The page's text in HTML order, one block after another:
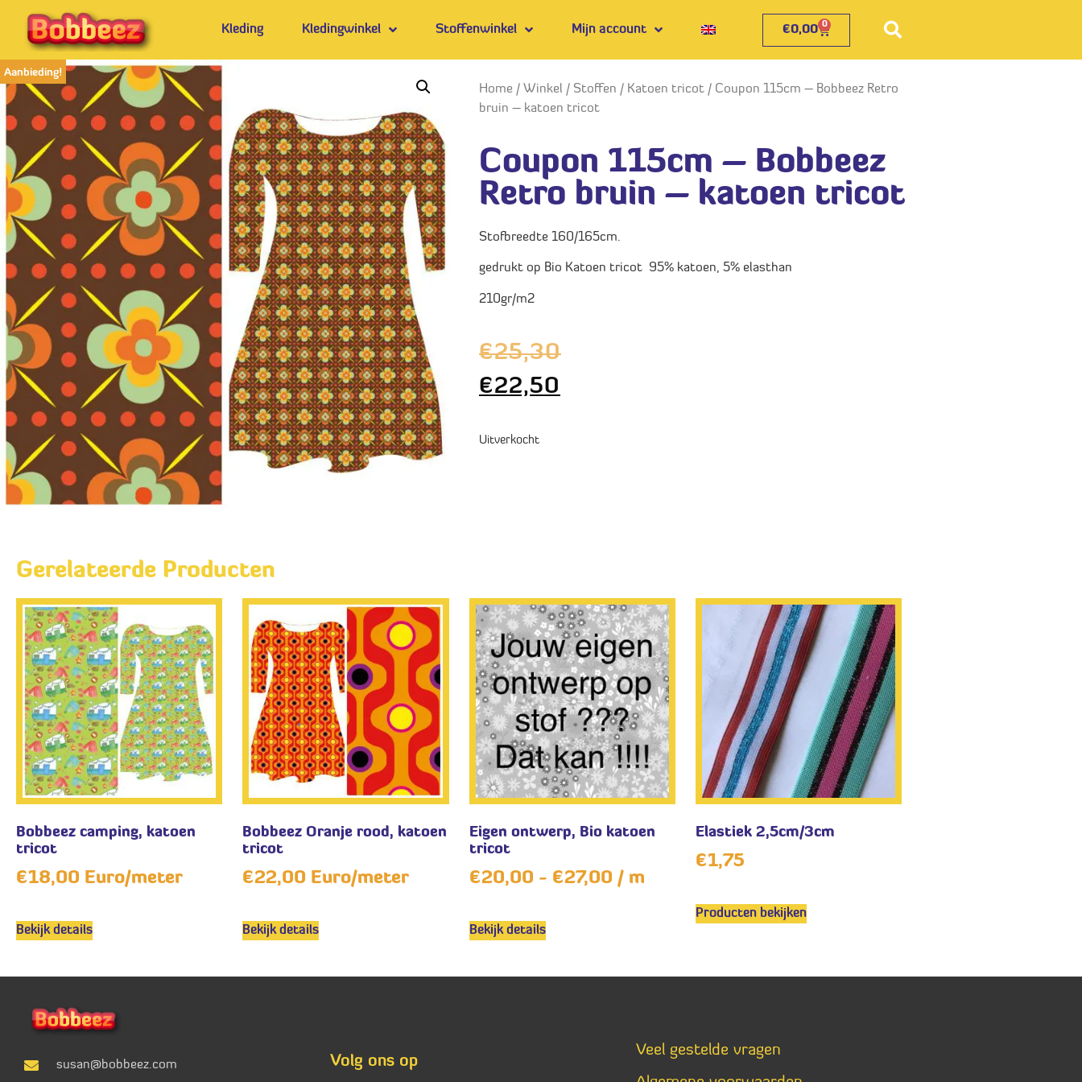
Kleding Kledingwinkel Stoffenwinkel Mijn account €0,00 0
Aanbieding!
Home / Winkel / Stoffen / Katoen tricot / Coupon 115cm – Bobbeez Retro
bruin – katoen tricot
Coupon 115cm – Bobbeez
Retro bruin – katoen tricot
Stofbreedte 160/165cm.
gedrukt op Bio Katoen tricot 95% katoen, 5% elasthan
210gr/m2
€25,30
€22,50
Uitverkocht
Gerelateerde Producten
Bobbeez camping, katoen
tricot
€18,00 Euro/meter
Bekijk details
Bobbeez Oranje rood, katoen
tricot
€22,00 Euro/meter
Bekijk details
Eigen ontwerp, Bio katoen
tricot
€20,00 - €27,00 / m
Bekijk details
Elastiek 2,5cm/3cm
€1,75
Producten bekijken
susan@bobbeez.com Volg ons op
Veel gestelde vragen